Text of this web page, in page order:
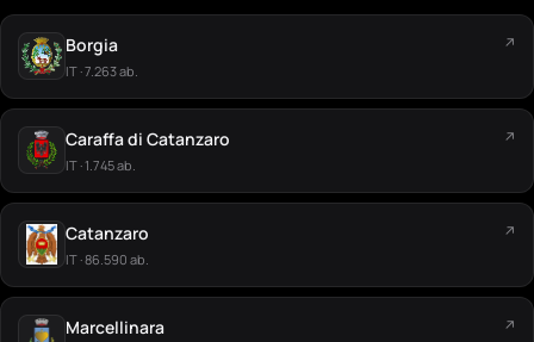
Borgia
IT · 7.263 ab.
↗
Caraffa di Catanzaro
IT · 1.745 ab.
↗
Catanzaro
IT · 86.590 ab.
↗
Marcellinara ↗